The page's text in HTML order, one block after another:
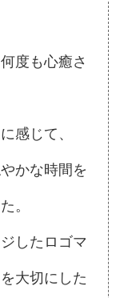
度も心癒さ
感じて、
かな時間を
。
したロゴマ
大切にした